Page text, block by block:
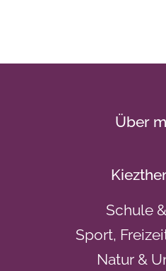
Über
Schule
Sport,
Natur &